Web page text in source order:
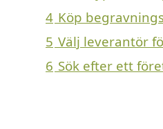
4 Köp
5 Välj leverantör
6 Sök efter ett